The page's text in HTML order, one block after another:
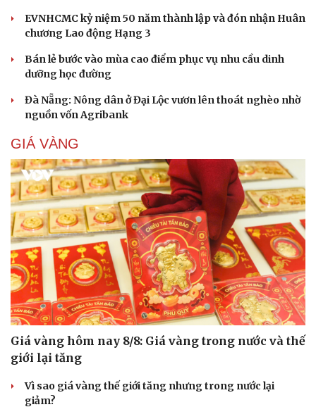
EVNHCMC kỷ niệm 50 năm thành lập và đón nhận Huân
chương Lao động Hạng 3
Bán lẻ bước vào mùa cao điểm phục vụ nhu cầu dinh
dưỡng học đường
Đà Nẵng: Nông dân ở Đại Lộc vươn lên thoát nghèo nhờ
nguồn vốn Agribank
GIÁ VÀNG
Giá vàng hôm nay 8/8: Giá vàng trong nước và thế
giới lại tăng
Vì sao giá vàng thế giới tăng nhưng trong nước lại
giảm?